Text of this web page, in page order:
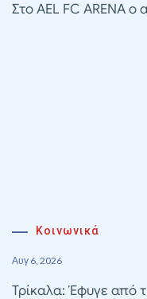
Στο AEL FC ARENA
Κοινωνικά
Αυγ 6, 2026
Τρίκαλα: Έφυγε από